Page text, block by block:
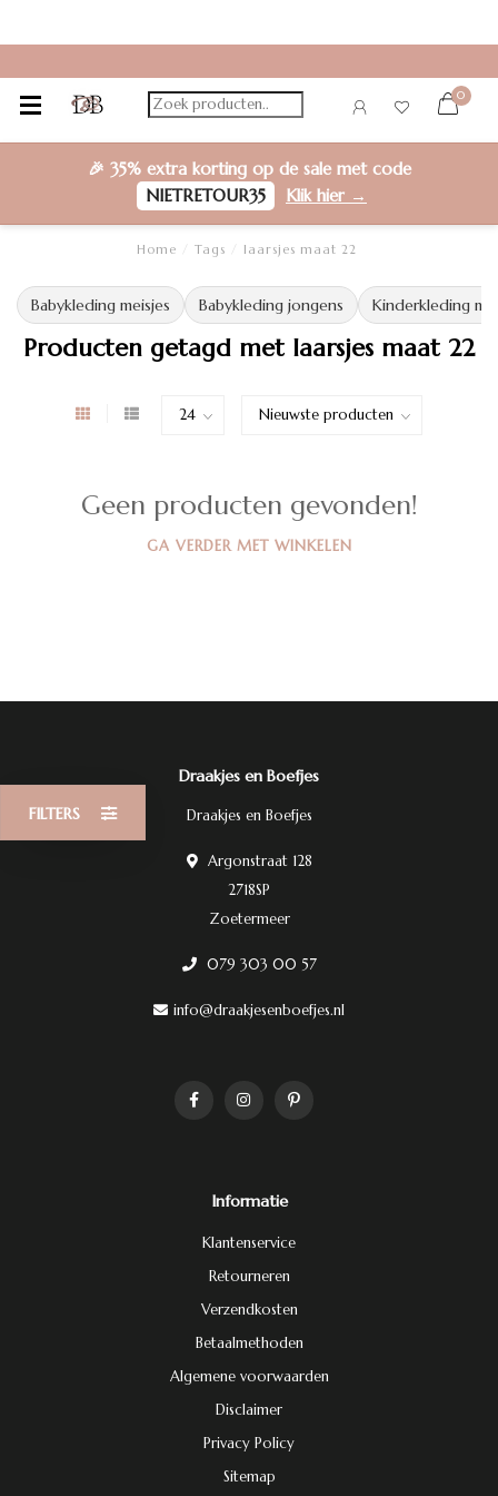
0
🎉 35% extra kortingop de sale met code
NIETRETOUR35
Klik hier →
Home Tags laarsjes maat 22
Babykleding meisjes Babykleding jongens Kinderkleding
Producten getagd met laarsjes maat 22
FILTERS
Geen producten gevonden!
GA VERDER MET WINKELEN
Draakjes en Boefjes
Draakjes en Boefjes
Argonstraat 128
2718SP
Zoetermeer
079 303 00 57
info@draakjesenboefjes.nl
Informatie
Klantenservice
Retourneren
Verzendkosten
Betaalmethoden
Algemene voorwaarden
Disclaimer
Privacy Policy
Sitemap